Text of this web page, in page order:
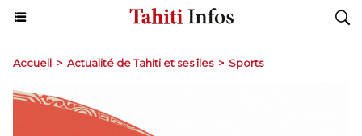
Accueil > Actualité de Tahiti et ses îles > Sports